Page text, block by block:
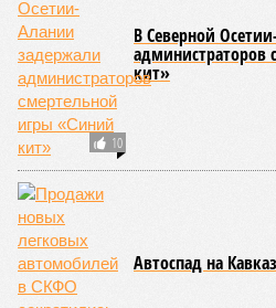
05/08
Ставрополье вошло в топ-
05/08
04/08
В Северной Осетии
на базе отдыха